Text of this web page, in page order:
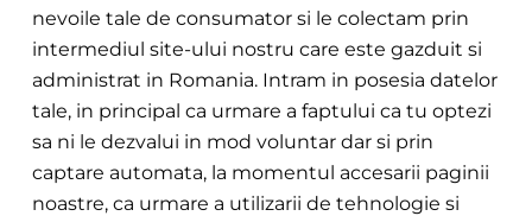
nevoile tale de consumator si le colectam prin
intermediul site-ului nostru care este gazduit si
administrat in Romania. Intram in posesia datelor
tale, in principal ca urmare a faptului ca tu optezi
sa ni le dezvalui in mod voluntar dar si prin
captare automata, la momentul accesarii paginii
noastre, ca urmare a utilizarii de tehnologie si